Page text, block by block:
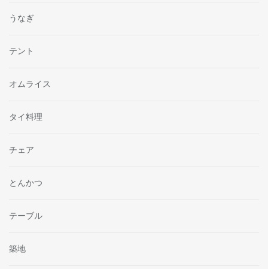
うなぎ
テント
オムライス
タイ料理
チェア
とんかつ
テーブル
築地